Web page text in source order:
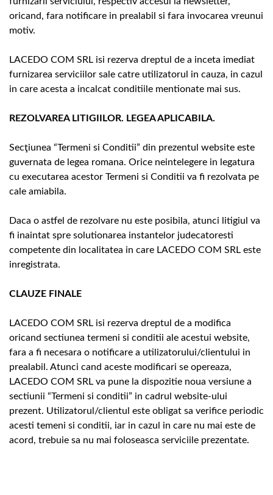
oricand, fara notificare in prealabil si fara invocarea vreunui
motiv.
LACEDO COM SRL isi rezerva dreptul de a inceta imediat
furnizarea serviciilor sale catre utilizatorul in cauza, in cazul
in care acesta a incalcat conditiile mentionate mai sus.
REZOLVAREA LITIGIILOR. LEGEA APLICABILA.
Secţiunea “Termeni si Conditii” din prezentul website este
guvernata de legea romana. Orice neintelegere in legatura
cu executarea acestor Termeni si Conditii va fi rezolvata pe
cale amiabila.
Daca o astfel de rezolvare nu este posibila, atunci litigiul va
fi inaintat spre solutionarea instantelor judecatoresti
competente din localitatea in care LACEDO COM SRL este
inregistrata.
CLAUZE FINALE
LACEDO COM SRL isi rezerva dreptul de a modifica
oricand sectiunea termeni si conditii ale acestui website,
fara a fi necesara o notificare a utilizatorului/clientului in
prealabil. Atunci cand aceste modificari se opereaza,
LACEDO COM SRL va pune la dispozitie noua versiune a
sectiunii “Termeni si conditii” in cadrul website-ului
prezent. Utilizatorul/clientul este obligat sa verifice periodic
acesti temeni si conditii, iar in cazul in care nu mai este de
acord, trebuie sa nu mai foloseasca serviciile prezentate.